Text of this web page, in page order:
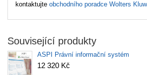
kontaktujte obchodního poradce Wolters
Související produkty
ASPI Právní informační systém
12 320 Kč